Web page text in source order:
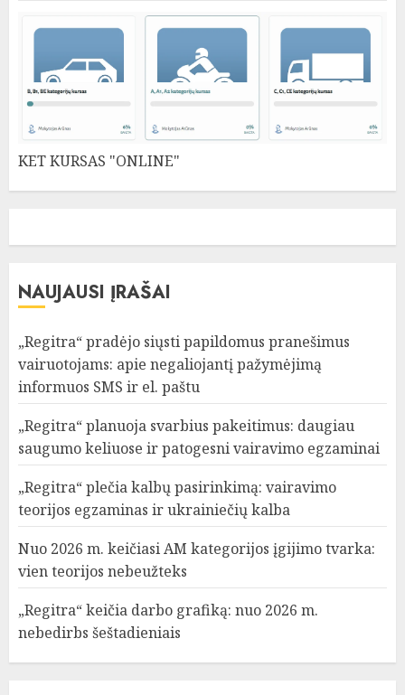
KET KURSAS "ONLINE"
NAUJAUSI ĮRAŠAI
„Regitra“ pradėjo siųsti papildomus pranešimus
vairuotojams: apie negaliojantį pažymėjimą
informuos SMS ir el. paštu
„Regitra“ planuoja svarbius pakeitimus: daugiau
saugumo keliuose ir patogesni vairavimo egzaminai
„Regitra“ plečia kalbų pasirinkimą: vairavimo
teorijos egzaminas ir ukrainiečių kalba
Nuo 2026 m. keičiasi AM kategorijos įgijimo tvarka:
vien teorijos nebeužteks
„Regitra“ keičia darbo grafiką: nuo 2026 m.
nebedirbs šeštadieniais